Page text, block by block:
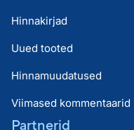
Hinnakirjad
Uued tooted
Hinnamuudatused
Viimased kommentaarid
Partnerid